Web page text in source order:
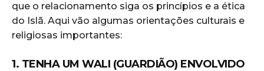
que o relacionamento siga os princípios e a ética
do Islã. Aqui vão algumas orientações culturais e
religiosas importantes:
1. TENHA UM WALI (GUARDIÃO) ENVOLVIDO